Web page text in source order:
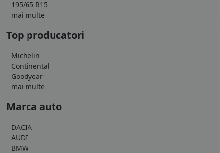
195/65 R15
mai multe
Top producatori
Michelin
Continental
Goodyear
mai multe
Marca auto
DACIA
AUDI
BMW